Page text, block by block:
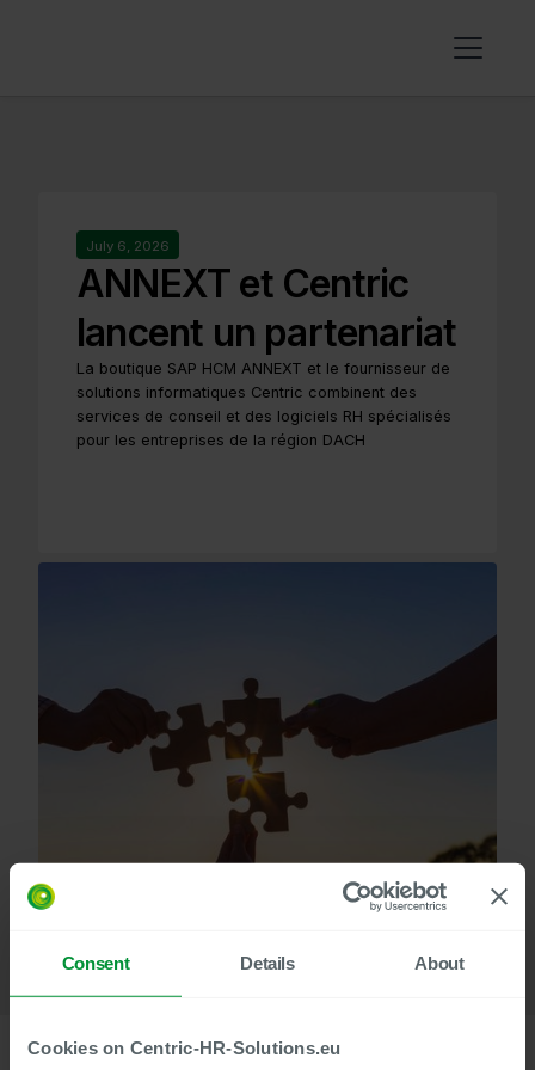
Consent Details About
Cookies on Centric-HR-Solutions.eu
July 6, 2026
ANNEXT et Centric
lancent un partenariat
La boutique SAP HCM ANNEXT et le fournisseur de
solutions informatiques Centric combinent des
services de conseil et des logiciels RH spécialisés
pour les entreprises de la région DACH